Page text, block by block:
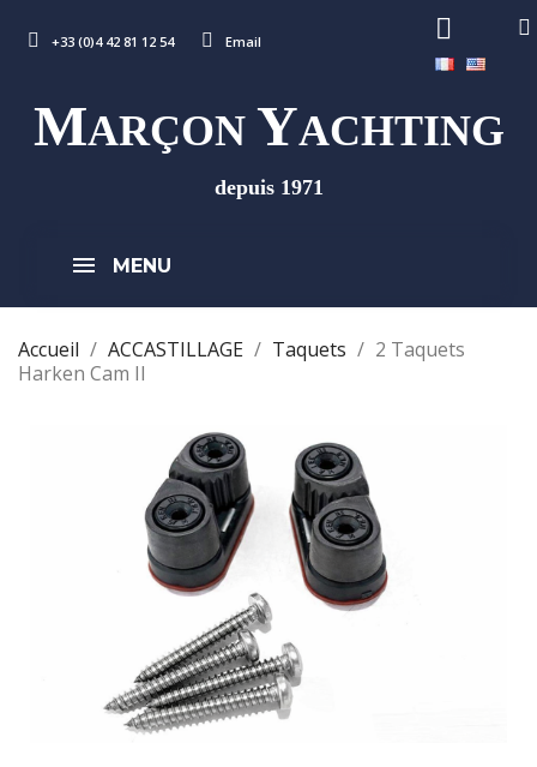
+33 (0)4 42 81 12 54 Email
MARÇON YACHTING
depuis 1971
MENU
Accueil ACCASTILLAGE Taquets
2 Taquets
Harken Cam II